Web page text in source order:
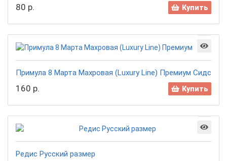
80 р. Купить
Примула 8 Марта Махровая (Luxury Line) Премиум Сидс
160 р. Купить
Редис Русский размер